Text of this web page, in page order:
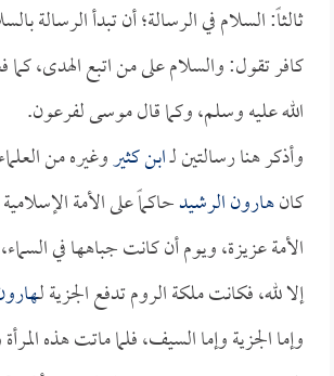
ثالثاً: السلام في الرسالة؛ أن تبدأ الرسالة
كافر تقول: والسلام على من اتبع الهدى،
الله عليه وسلم، وكما قال موسى لفرعون.
وأذكر هنا رسالتين لـابن كثيروغيره من
كانهارون الرشيدحاكماً على الأمة
الأمة عزيزة، ويوم أن كانت جباهها في
إلا لله، فكانت ملكة الروم تدفع الجزية لـ
وإما الجزية وإما السيف، فلما ماتت هذه